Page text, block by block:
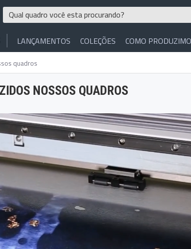
LANÇAMENTOS COLEÇÕES COMO
quadros
NOSSOS QUADROS